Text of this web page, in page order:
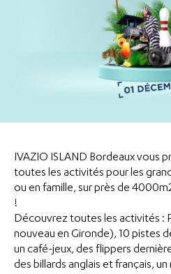
IVAZIO ISLAND Bordeaux vous
toutes les activités pour les
ou en famille, sur près de
!
Découvrez toutes les activités :
nouveau en Gironde), 10 pistes
un café-jeux, des flippers
des billards anglais et français,